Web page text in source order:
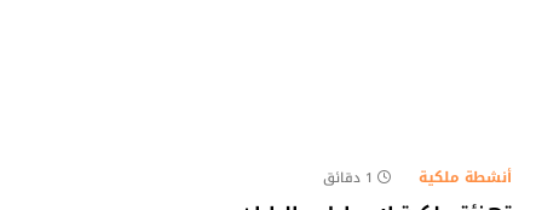
أنشطة ملكية 1 دقائق